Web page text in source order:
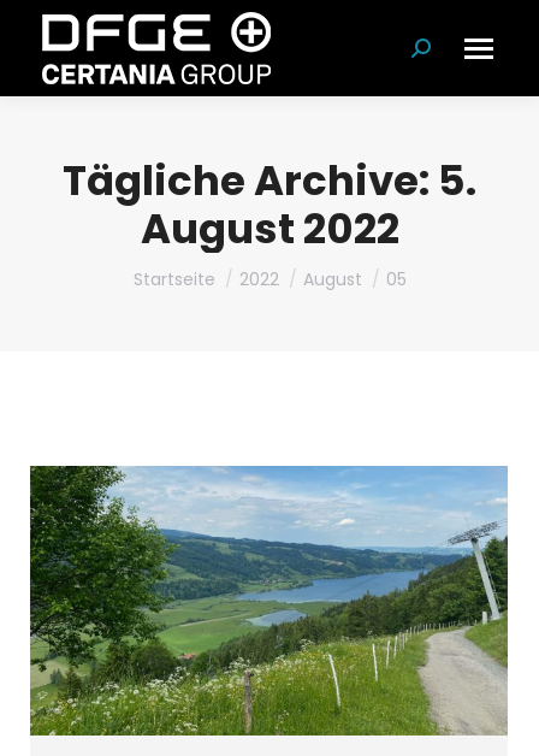
Suchen:
Tägliche Archive: 5.
August 2022
Du bist hier:
Startseite 2022 August 05